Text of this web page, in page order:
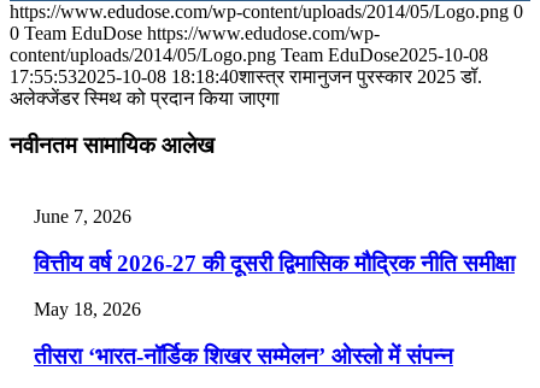
July 31, 2026
📝 डेली करेंट अफेयर्स: 28-31 जुलाई 2026
July 25, 2026
📝 डेली करेंट अफेयर्स: 22-24 जुलाई 2026
July 22, 2026
📝 डेली करेंट अफेयर्स: 19-21 जुलाई 2026
https://www.edudose.com/wp-content/uploads/2014/05/Logo.png 0
0 Team EduDose https://www.edudose.com/wp-
content/uploads/2014/05/Logo.png Team EduDose2025-10-08
17:55:532025-10-08 18:18:40शास्त्र रामानुजन पुरस्कार 2025 डॉ.
अलेक्जेंडर स्मिथ को प्रदान किया जाएगा
नवीनतम सामायिक आलेख
June 7, 2026
वित्तीय वर्ष 2026-27 की दूसरी द्विमासिक मौद्रिक नीति समीक्षा
May 18, 2026
तीसरा ‘भारत-नॉर्डिक शिखर सम्मेलन’ ओस्लो में संपन्न